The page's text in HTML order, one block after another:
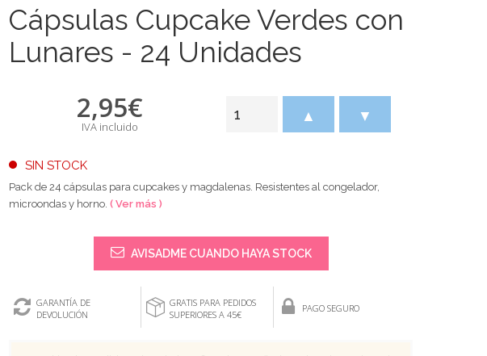
Cápsulas Cupcake Verdes con
Lunares - 24 Unidades
2,95€
IVA incluido
SIN STOCK
▲ ▼
Pack de 24 cápsulas para cupcakes y magdalenas. Resistentes al congelador,
microondas y horno. ( Ver más )
AVISADME CUANDO HAYA STOCK
GARANTÍA DE
DEVOLUCIÓN
GRATIS PARA PEDIDOS
SUPERIORES A 45€
PAGO SEGURO